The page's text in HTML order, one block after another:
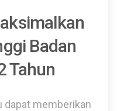
Badan
Tahun
dapat memberikan